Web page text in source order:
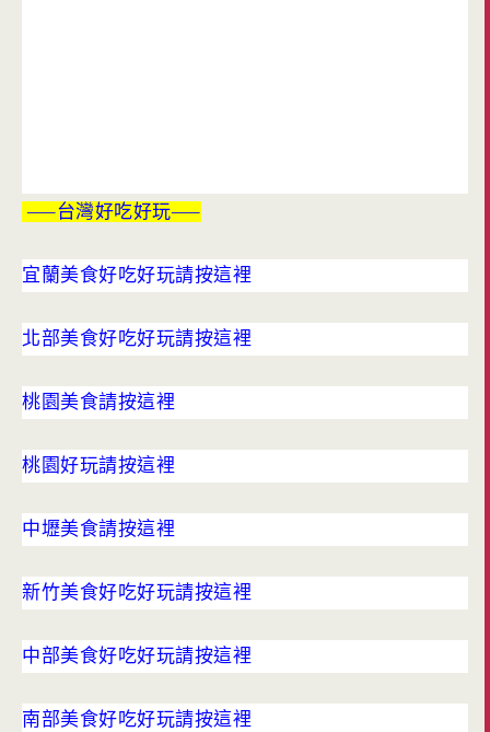
—–台灣好吃好玩—–
宜蘭美食好吃好玩請按這裡
北部美食好吃好玩請按這裡
桃園美食請按這裡
桃園好玩請按這裡
中壢美食請按這裡
新竹美食好吃好玩請按這裡
中部美食好吃好玩請按這裡
南部美食好吃好玩請按這裡